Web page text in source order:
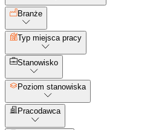
Branże
Typ miejsca pracy
Stanowisko
Poziom stanowiska
Pracodawca